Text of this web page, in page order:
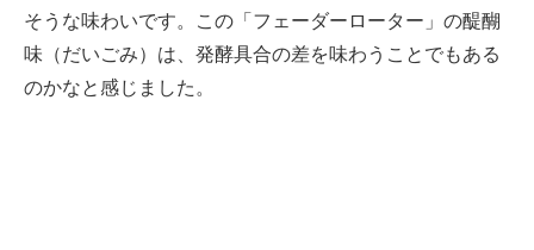
そうな味わいです。この「フェーダーローター」の醍醐
味（だいごみ）は、発酵具合の差を味わうことでもある
のかなと感じました。